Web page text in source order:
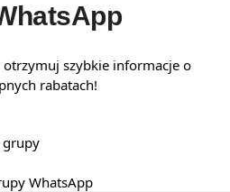
otrzymuj szybkie informacje o
rabatach!
WhatsApp